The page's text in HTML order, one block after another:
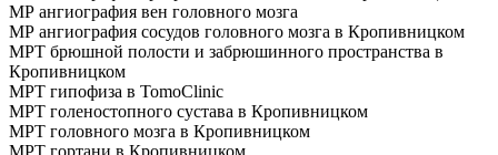
МР ангиография вен головного мозга
МР ангиография сосудов головного мозга в Кропивницком
МРТ брюшной полости и забрюшинного пространства в
Кропивницком
МРТ гипофиза в TomoClinic
МРТ голеностопного сустава в Кропивницком
МРТ головного мозга в Кропивницком
МРТ гортани в Кропивницком